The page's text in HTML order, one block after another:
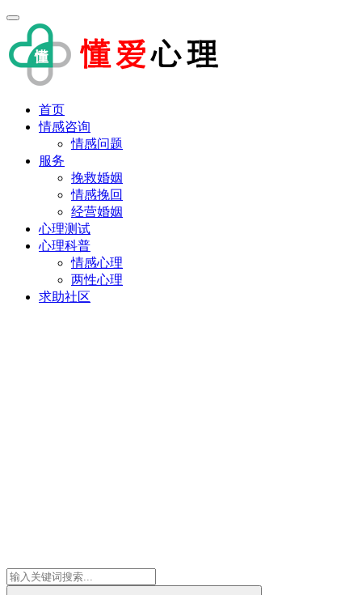
首页
情感咨询
情感问题
服务
挽救婚姻
情感挽回
经营婚姻
心理测试
心理科普
情感心理
两性心理
求助社区